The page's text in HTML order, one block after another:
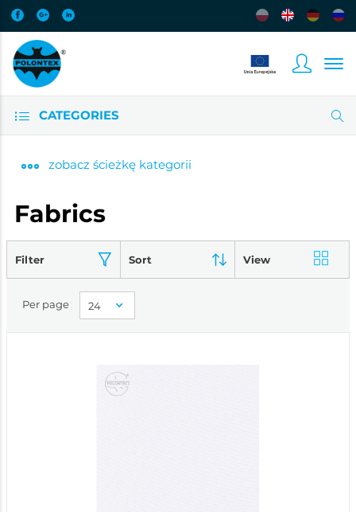
CATEGORIES
zobacz ścieżkę kategorii
Fabrics
Filter Sort View
Per page